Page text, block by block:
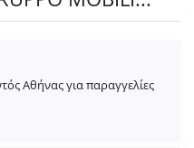
Αθήνας για παραγγελίες